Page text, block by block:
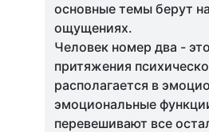
основные темы берут
ощущениях.
Человек номер два -
притяжения
располагается в
эмоциональные
перевешивают все